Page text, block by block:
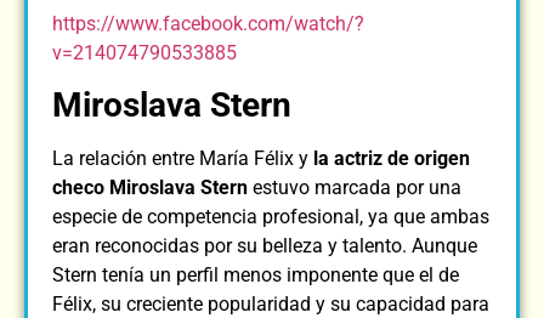
https://www.facebook.com/watch/?
v=214074790533885
Miroslava Stern
La relación entre María Félix y la actriz de origen
checo Miroslava Stern estuvo marcada por una
especie de competencia profesional, ya que ambas
eran reconocidas por su belleza y talento. Aunque
Stern tenía un perfil menos imponente que el de
Félix, su creciente popularidad y su capacidad para